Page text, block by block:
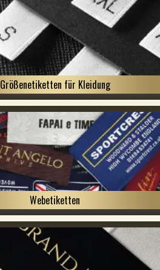
Größenetiketten für Kleidung
Webetiketten